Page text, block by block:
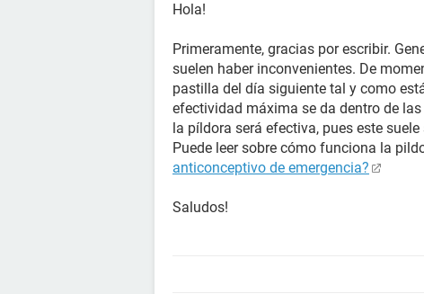
Hola!
Primeramente, gracias por escribir.
suelen haber inconvenientes. De
pastilla del día siguiente tal y como
efectividad máxima se da dentro de
la píldora será efectiva, pues este suele
Puede leer sobre cómo funciona la
anticonceptivo de emergencia?
Saludos!